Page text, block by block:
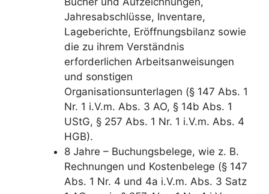
Jahresabschlüsse, Inventare,
Lageberichte, Eröffnungsbilanz sowie
die zu ihrem Verständnis
erforderlichen Arbeitsanweisungen
und sonstigen
Organisationsunterlagen (§ 147 Abs. 1
Nr. 1 i.V.m. Abs. 3 AO, § 14b Abs. 1
UStG, § 257 Abs. 1 Nr. 1 i.V.m. Abs. 4
HGB).
8 Jahre – Buchungsbelege, wie z. B.
Rechnungen und Kostenbelege (§ 147
Abs. 1 Nr. 4 und 4a i.V.m. Abs. 3 Satz